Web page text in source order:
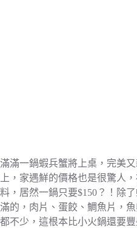
滿滿一鍋蝦兵蟹將上桌，完美
上，家遇鮮的價格也是很驚人
料，居然一鍋只要$150？！除
滿的，肉片、蛋餃、鯛魚片，
都不少，這根本比小火鍋還要豐